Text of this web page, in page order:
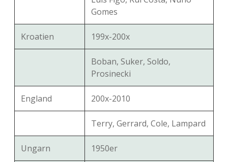
Gomes
Kroatien 199x-200x
Boban, Suker, Soldo,
Prosinecki
England 200x-2010
Terry, Gerrard, Cole, Lampard
Ungarn 1950er